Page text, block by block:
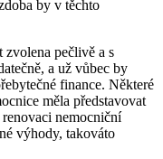
by v těchto
pečlivě a s
a už vůbec by
finance. Některé
měla představovat
nemocniční
výhody, takováto